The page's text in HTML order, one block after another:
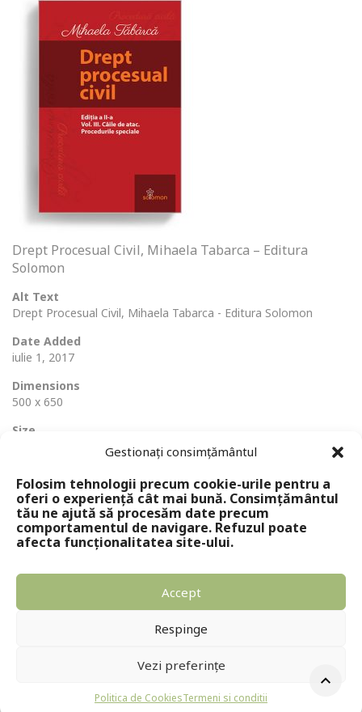
Gestionați consimțământul
Folosim tehnologii precum cookie-urile pentru a
oferi o experiență cât mai bună. Consimțământul
tău ne ajută să procesăm date precum
comportamentul de navigare. Refuzul poate
afecta funcționalitatea site-ului.
Accept
Respinge
Vezi preferințe
Politica de CookiesTermeni si conditii
Drept Procesual Civil, Mihaela Tabarca – Editura
Solomon
Alt Text
Drept Procesual Civil, Mihaela Tabarca - Editura Solomon
Date Added
iulie 1, 2017
Dimensions
500 x 650
Size